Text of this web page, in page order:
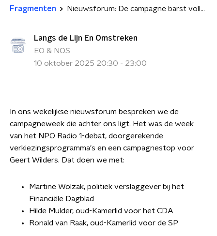
Fragmenten Nieuwsforum: De campagne barst volledig los
Langs de Lijn En Omstreken
EO & NOS
10 oktober 2025 20:30 - 23:00
In ons wekelijkse nieuwsforum bespreken we de
campagneweek die achter ons ligt. Het was de week
van het NPO Radio 1-debat, doorgerekende
verkiezingsprogramma's en een campagnestop voor
Geert Wilders. Dat doen we met:
Martine Wolzak, politiek verslaggever bij het
Financiële Dagblad
Hilde Mulder, oud-Kamerlid voor het CDA
Ronald van Raak, oud-Kamerlid voor de SP